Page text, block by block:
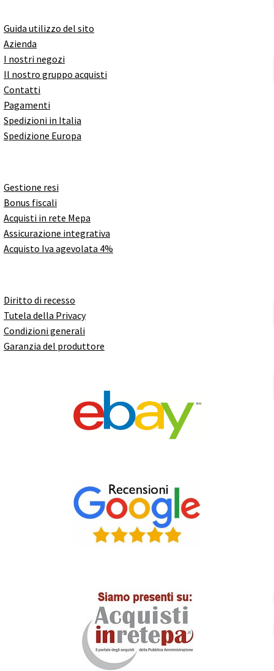
Guida utilizzo del sito
Azienda
I nostri negozi
Il nostro gruppo acquisti
Contatti
Pagamenti
Spedizioni in Italia
Spedizione Europa
Gestione resi
Bonus fiscali
Acquisti in rete Mepa
Assicurazione integrativa
Acquisto Iva agevolata 4%
Diritto di recesso
Tutela della Privacy
Condizioni generali
Garanzia del produttore